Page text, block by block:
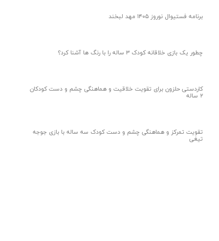
برنامه فستیوال نوروز ۱۴۰۵ مهد لبخند
چطور یک بازی خلاقانه کودک ۳ ساله را با رنگ ها آشنا کرد؟
کاردستی حلزون برای تقویت خلاقیت و هماهنگی چشم و دست کودکان
۲ ساله
تقویت تمرکز و هماهنگی چشم و دست کودک سه ساله با بازی جوجه
تیغی